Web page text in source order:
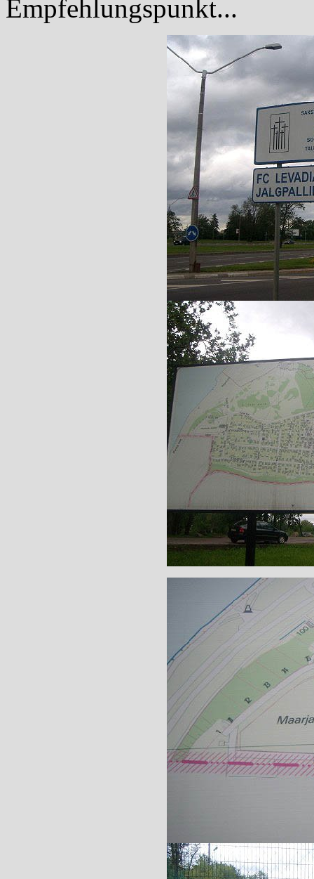
Empfehlungspunkt...